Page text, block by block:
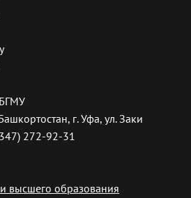
г. Уфа, ул. Заки
272-92-31
высшего образования